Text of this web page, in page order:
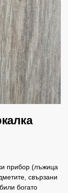
прибор (лъжица
свързани
богато